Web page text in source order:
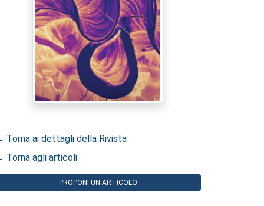
Torna ai dettagli della Rivista
Torna agli articoli
PROPONI UN ARTICOLO